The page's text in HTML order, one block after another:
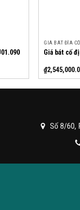
GIÁ BÁT ĐĨA
Giá bát cố
₫
Số 8/60,